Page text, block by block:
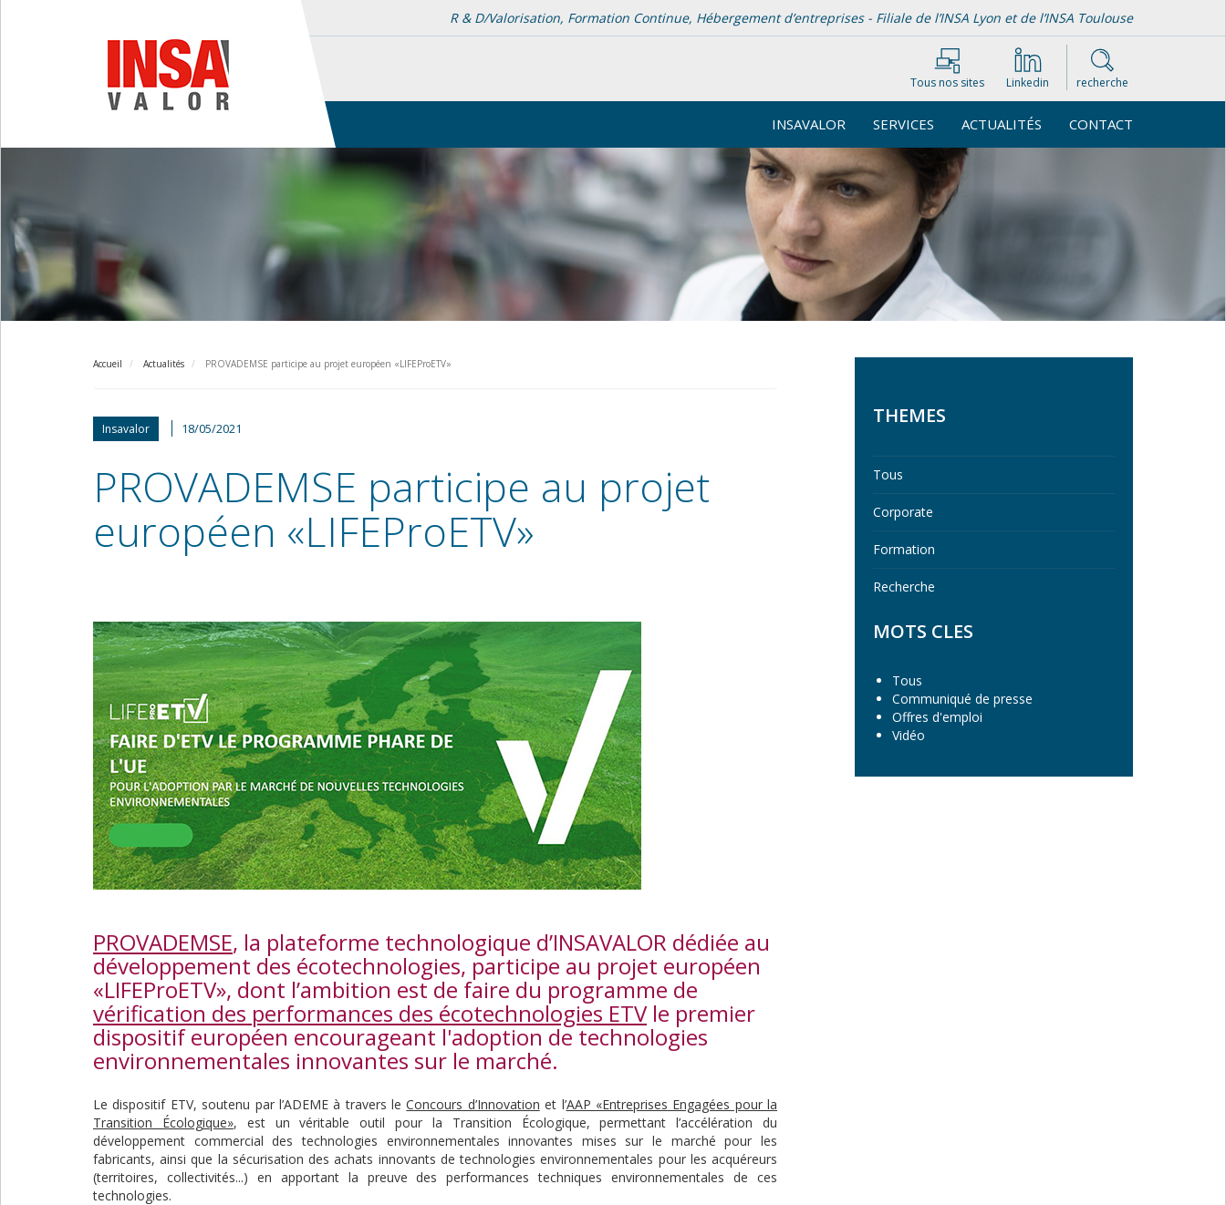
R & D/Valorisation, Formation Continue, Hébergement d’entreprises - Filiale de l’INSA Lyon et de l’INSA Toulouse
Tous nos sites Linkedin recherche
Main INSAVALOR SERVICES ACTUALITÉS CONTACT
Accueil Actualités PROVADEMSE participe au projet européen «LIFEProETV»
Insavalor 18/05/2021
PROVADEMSE participe au projet
européen «LIFEProETV»
PROVADEMSE, la plateforme technologique d’INSAVALOR dédiée au
développement des écotechnologies, participe au projet européen
«LIFEProETV», dont l’ambition est de faire du programme de
vérification des performances des écotechnologies ETVle premier
dispositif européen encourageant l'adoption de technologies
environnementales innovantes sur le marché.
Le dispositif ETV, soutenu par l’ADEME à travers leConcours d’Innovation et l’AAP «Entreprises Engagées pour la
Transition Écologique», est un véritable outil pour la Transition Écologique, permettant l’accélération du
développement commercial des technologies environnementales innovantes mises sur le marché pour les
fabricants, ainsi que la sécurisation des achats innovants de technologies environnementales pour les acquéreurs
(territoires, collectivités...) en apportant la preuve des performances techniques environnementales de ces
technologies.
THEMES
Tous
Corporate
Formation
Recherche
MOTS CLES
Tous
Communiqué de presse
Offres d'emploi
Vidéo